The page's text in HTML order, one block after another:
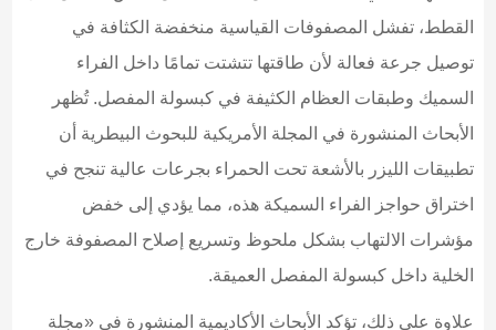
القطط، تفشل المصفوفات القياسية منخفضة الكثافة في
توصيل جرعة فعالة لأن طاقتها تتشتت تمامًا داخل الفراء
السميك وطبقات العظام الكثيفة في كبسولة المفصل. تُظهر
الأبحاث المنشورة في المجلة الأمريكية للبحوث البيطرية أن
تطبيقات الليزر بالأشعة تحت الحمراء بجرعات عالية تنجح في
اختراق حواجز الفراء السميكة هذه، مما يؤدي إلى خفض
مؤشرات الالتهاب بشكل ملحوظ وتسريع إصلاح المصفوفة خارج
الخلية داخل كبسولة المفصل العميقة.
علاوة على ذلك، تؤكد الأبحاث الأكاديمية المنشورة في «مجلة